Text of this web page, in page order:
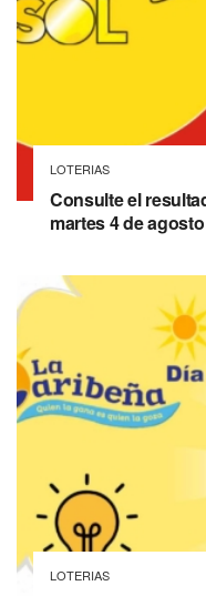
LOTERIAS
Consulte el
martes 4 de
LOTERIAS